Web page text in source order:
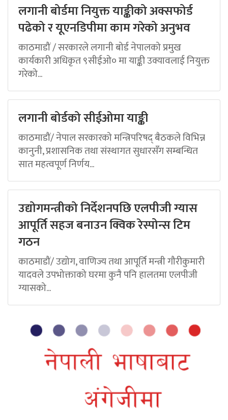
लगानी बोर्डमा नियुक्त याङ्कीको अक्सफोर्ड
पढेको र यूएनडिपीमा काम गरेको अनुभव
काठमाडौं / सरकारले लगानी बोर्ड नेपालको प्रमुख
कार्यकारी अधिकृत ९सीईओ० मा याङ्की उक्यावलाई नियुक्त
गरेको...
लगानी बोर्डको सीईओमा याङ्की
काठमाडौं/ नेपाल सरकारको मन्त्रिपरिषद् बैठकले विभिन्न
कानुनी, प्रशासनिक तथा संस्थागत सुधारसँग सम्बन्धित
सात महत्वपूर्ण निर्णय...
उद्योगमन्त्रीको निर्देशनपछि एलपीजी ग्यास
आपूर्ति सहज बनाउन क्विक रेस्पोन्स टिम
गठन
काठमाडौं/ उद्योग, वाणिज्य तथा आपूर्ति मन्त्री गौरीकुमारी
यादवले उपभोक्ताको घरमा कुनै पनि हालतमा एलपीजी
ग्यासको...